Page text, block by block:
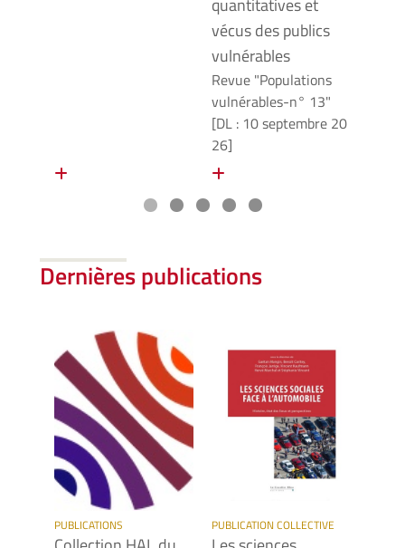
quantitatives et
vécus des publics
vulnérables
Revue "Populations
vulnérables-n° 13"
[DL : 10 septembre 20
26]
Dernières publications
PUBLICATIONS PUBLICATION COLLECTIVE